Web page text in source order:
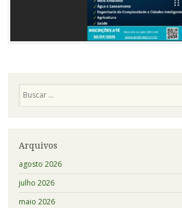
Arquivos
agosto 2026
julho 2026
maio 2026